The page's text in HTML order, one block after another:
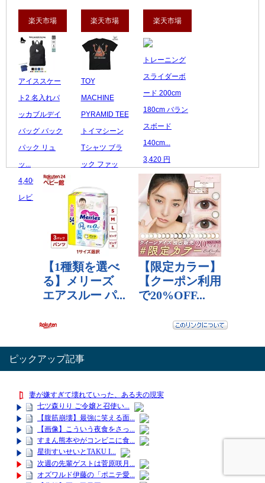
楽天市場
アイススケー
ト2 名入れパ
ッカブルデイ
バッグ バック
パック リュ
ッ...
4,400 円
レビュー数：0
楽天市場
TOY
MACHINE
PYRAMID TEE
トイマシーン
Tシャツ ブラ
ック ファッ
5,500 円
レビュー数：0
楽天市場
トレーニング
スライダーボ
ード 200cm
180cm バラン
スボード
140cm...
3,420 円
レビュー数：0
ピックアップ記事